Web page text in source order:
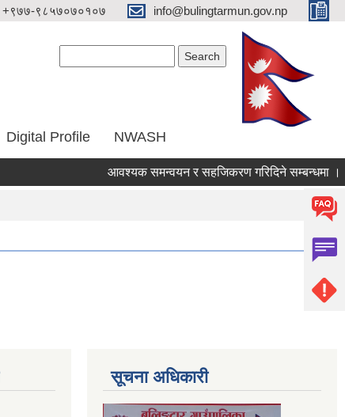
‌+९७७-९८५७०७०१०७ info@bulingtarmun.gov.np
Digital Profile NWASH
आवश्यक समन्वयन र सहजिकरण गरिदिने सम्बन्धमा ।
सूचना अधिकारी